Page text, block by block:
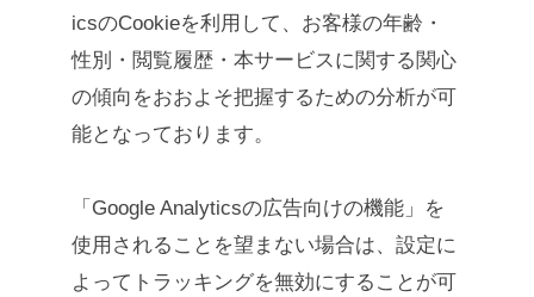
icsのCookieを利用して、お客様の年齢・
性別・閲覧履歴・本サービスに関する関心
の傾向をおおよそ把握するための分析が可
能となっております。
「Google Analyticsの広告向けの機能」を
使用されることを望まない場合は、設定に
よってトラッキングを無効にすることが可